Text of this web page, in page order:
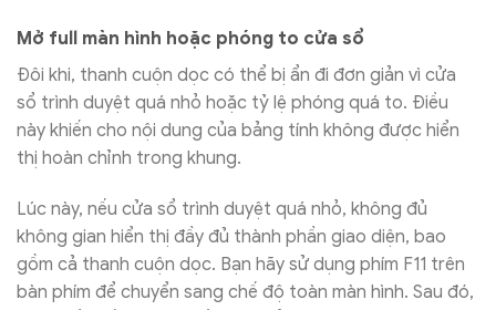
Mở full màn hình hoặc phóng to cửa sổ
Đôi khi, thanh cuộn dọc có thể bị ẩn đi đơn giản vì cửa
sổ trình duyệt quá nhỏ hoặc tỷ lệ phóng quá to. Điều
này khiến cho nội dung của bảng tính không được hiển
thị hoàn chỉnh trong khung.
Lúc này, nếu cửa sổ trình duyệt quá nhỏ, không đủ
không gian hiển thị đầy đủ thành phần giao diện, bao
gồm cả thanh cuộn dọc. Bạn hãy sử dụng phím F11 trên
bàn phím để chuyển sang chế độ toàn màn hình. Sau đó,